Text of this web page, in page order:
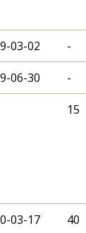
03-02 -
06-30 -
15
03-17 40